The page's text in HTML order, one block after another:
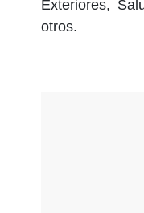
Exteriores,
otros.